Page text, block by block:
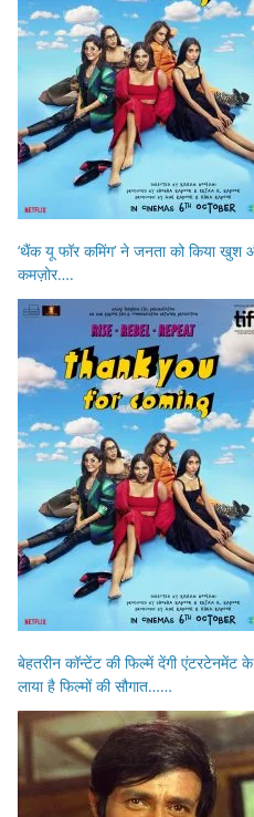
‘थैंक यू फॉर कमिंग’ ने जनता को किया खुश
कमज़ोर….
बेहतरीन कॉन्टेंट की फिल्में देंगी एंटरटेनमेंट
लाया है फिल्मों की सौगात……